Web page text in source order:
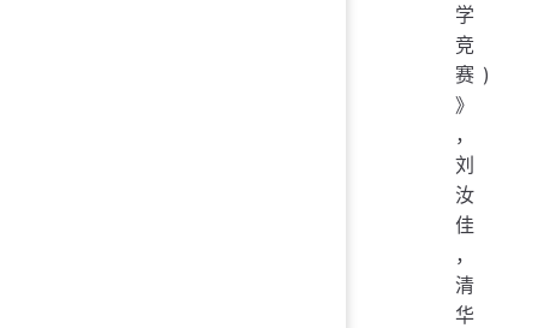
学
竞
赛)
》
，
刘
汝
佳
，
清
华